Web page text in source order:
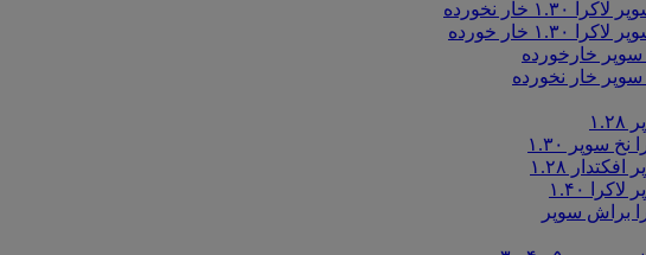
خار نخورده
خار خورده
خارخورده
خار نخورده
سوپر ۱.۳۰
۱.۲۸
۱.۴۰
براش سوپر